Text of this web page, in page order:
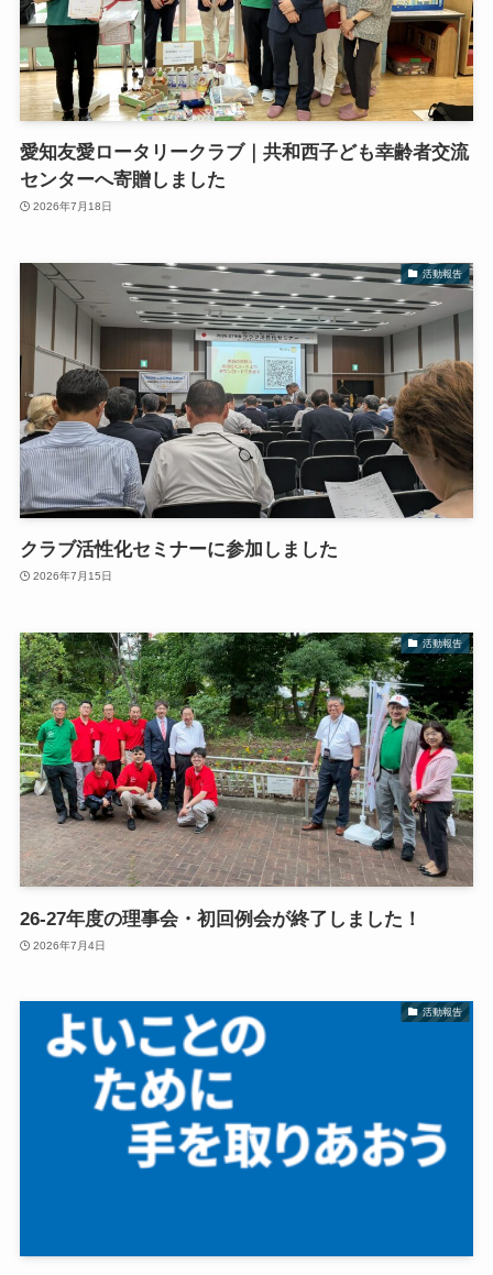
愛知友愛ロータリークラブ｜共和西子ども幸齢者交流
センターへ寄贈しました
2026年7月18日
活動報告
クラブ活性化セミナーに参加しました
2026年7月15日
活動報告
26-27年度の理事会・初回例会が終了しました！
2026年7月4日
活動報告